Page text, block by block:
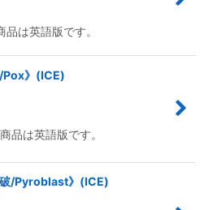
は英語版です。
Pox》(ICE)
品は英語版です。
/Pyroblast》(ICE)